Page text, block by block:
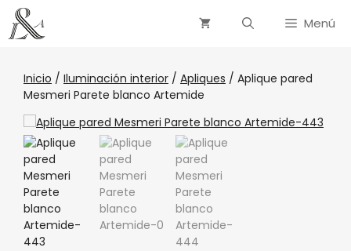
Menú
Inicio / Iluminación interior / Apliques / Aplique pared
Mesmeri Parete blanco Artemide